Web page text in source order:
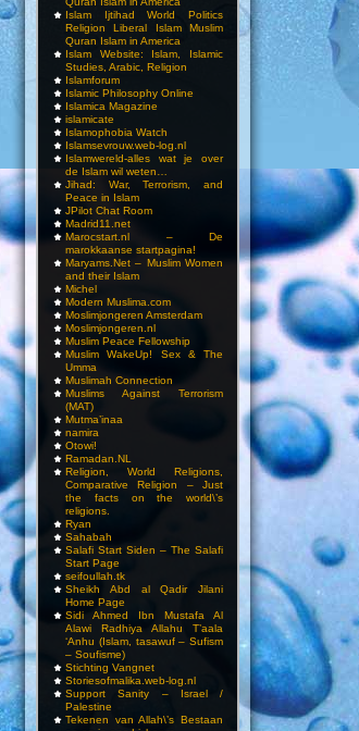
Islam Ijtihad World Politics
Religion Liberal Islam Muslim
Quran Islam in America
Islam Website: Islam, Islamic
Studies, Arabic, Religion
Islamforum
Islamic Philosophy Online
Islamica Magazine
islamicate
Islamophobia Watch
Islamsevrouw.web-log.nl
Islamwereld-alles wat je over
de Islam wil weten…
Jihad: War, Terrorism, and
Peace in Islam
JPilot Chat Room
Madrid11.net
Marocstart.nl – De
marokkaanse startpagina!
Maryams.Net – Muslim Women
and their Islam
Michel
Modern Muslima.com
Moslimjongeren Amsterdam
Moslimjongeren.nl
Muslim Peace Fellowship
Muslim WakeUp! Sex & The
Umma
Muslimah Connection
Muslims Against Terrorism
(MAT)
Mutma’inaa
namira
Otowi!
Ramadan.NL
Religion, World Religions,
Comparative Religion – Just
the facts on the world\’s
religions.
Ryan
Sahabah
Salafi Start Siden – The Salafi
Start Page
seifoullah.tk
Sheikh Abd al Qadir Jilani
Home Page
Sidi Ahmed Ibn Mustafa Al
Alawi Radhiya Allahu T’aala
‘Anhu (Islam, tasawuf – Sufism
– Soufisme)
Stichting Vangnet
Storiesofmalika.web-log.nl
Support Sanity – Israel /
Palestine
Tekenen van Allah\’s Bestaan